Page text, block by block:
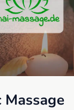
Massage